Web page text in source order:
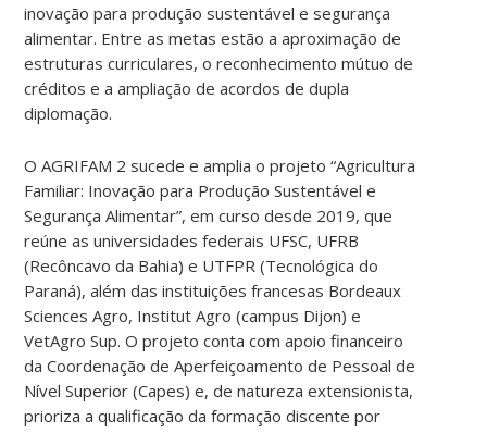
inovação para produção sustentável e segurança
alimentar. Entre as metas estão a aproximação de
estruturas curriculares, o reconhecimento mútuo de
créditos e a ampliação de acordos de dupla
diplomação.
O AGRIFAM 2 sucede e amplia o projeto “Agricultura
Familiar: Inovação para Produção Sustentável e
Segurança Alimentar”, em curso desde 2019, que
reúne as universidades federais UFSC, UFRB
(Recôncavo da Bahia) e UTFPR (Tecnológica do
Paraná), além das instituições francesas Bordeaux
Sciences Agro, Institut Agro (campus Dijon) e
VetAgro Sup. O projeto conta com apoio financeiro
da Coordenação de Aperfeiçoamento de Pessoal de
Nível Superior (Capes) e, de natureza extensionista,
prioriza a qualificação da formação discente por